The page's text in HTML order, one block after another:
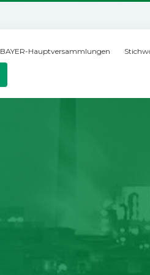
BAYER-Hauptversammlungen